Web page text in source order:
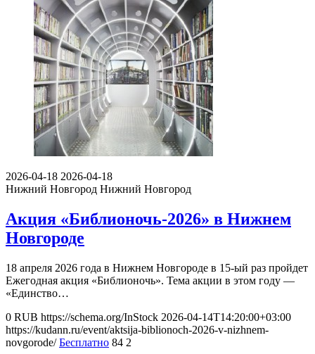
2026-04-18 2026-04-18
Нижний Новгород Нижний Новгород
Акция «Библионочь-2026» в Нижнем
Новгороде
18 апреля 2026 года в Нижнем Новгороде в 15-ый раз пройдет
Ежегодная акция «Библионочь». Тема акции в этом году —
«Единство…
0 RUB https://schema.org/InStock 2026-04-14T14:20:00+03:00
https://kudann.ru/event/aktsija-biblionoch-2026-v-nizhnem-
novgorode/ Бесплатно 84 2